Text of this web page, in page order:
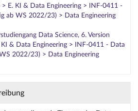
E. KI & Data Engineering > INF-0411 -
ab WS 2022/23) > Data Engineering
Data Science, 6. Version
& Data Engineering > INF-0411 - Data
2022/23) > Data Engineering